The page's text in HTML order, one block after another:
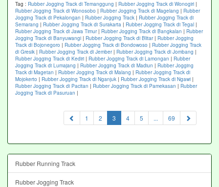
Tag : Rubber Jogging Track di Temanggung | Rubber Jogging Track di Wonogiri |
Rubber Jogging Track di Wonosobo | Rubber Jogging Track di Magelang | Rubber
Jogging Track di Pekalongan | Rubber Jogging Track | Rubber Jogging Track di
Semarang | Rubber Jogging Track di Surakarta | Rubber Jogging Track di Tegal |
Rubber Jogging Track di Jawa Timur| Rubber Jogging Track di Bangkalan | Rubber
Jogging Track di Banyuwangi | Rubber Jogging Track di Blitar| Rubber Jogging
Track di Bojonegoro | Rubber Jogging Track di Bondowoso | Rubber Jogging Track
di Gresik | Rubber Jogging Track di Jember| Rubber Jogging Track di Jombang |
Rubber Jogging Track di Kediri | Rubber Jogging Track di Lamongan | Rubber
Jogging Track di Lumajang | Rubber Jogging Track di Madiun | Rubber Jogging
Track di Magetan | Rubber Jogging Track di Malang | Rubber Jogging Track di
Mojokerto | Rubber Jogging Track di Nganjuk | Rubber Jogging Track di Ngawi |
Rubber Jogging Track di Pacitan | Rubber Jogging Track di Pamekasan | Rubber
Jogging Track di Pasuruan |
1 2 3 (current)
4 5 ... 69
Rubber Running Track
Rubber Jogging Track